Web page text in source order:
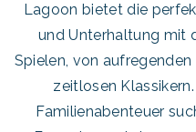
Lagoon bietet die
und Unterhaltung mit
Spielen, von
zeitlosen
Familienabenteuer